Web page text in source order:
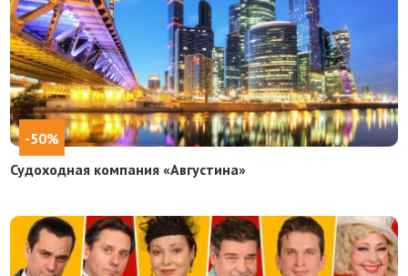
-50%
Судоходная компания «Августина»